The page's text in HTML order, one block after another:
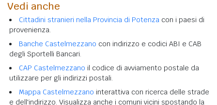
Vedi anche
Cittadini stranieri nella Provincia di Potenza con i paesi di
provenienza.
Banche Castelmezzano con indirizzo e codici ABI e CAB
degli Sportelli Bancari.
CAP Castelmezzano il codice di avviamento postale da
utilizzare per gli indirizzi postali.
Mappa Castelmezzano interattiva con ricerca delle strade
e dell'indirizzo. Visualizza anche i comuni vicini spostando la